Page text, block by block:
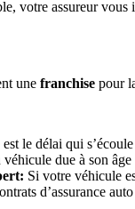
votre assureur
une franchise pour
le délai qui
due à son
Si votre véhicule
d’assurance